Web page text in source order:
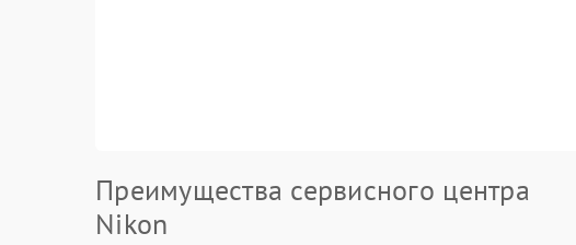
Преимущества сервисного центра
Nikon